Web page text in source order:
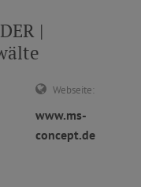
|
Webseite:
www.ms-
concept.de